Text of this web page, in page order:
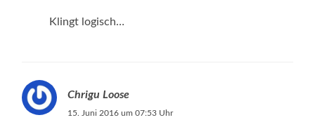
Klingt logisch…
Chrigu Loose
15. Juni 2016 um 07:53 Uhr